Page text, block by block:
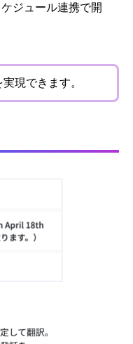
ジュール連携で開
現できます。